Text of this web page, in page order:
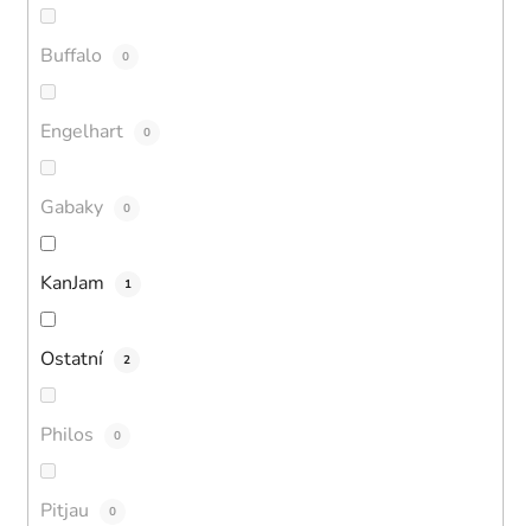
Buffalo 0
Engelhart 0
Gabaky 0
KanJam 1
Ostatní 2
Philos 0
Pitjau 0